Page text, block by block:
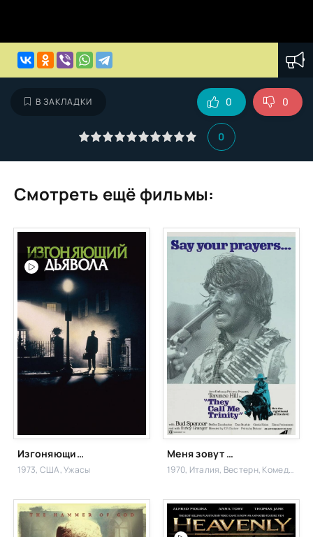
В ЗАКЛАДКИ
0
0 0
Смотреть ещё фильмы:
Изгоняющий дьявола
1973, США,Ужасы
Меня зовут Троица
1970, Италия, Вестерн, Комедия